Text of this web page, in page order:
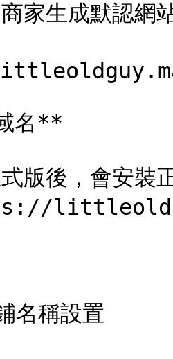
家生成默認網
名**
版後，會安
稱設置